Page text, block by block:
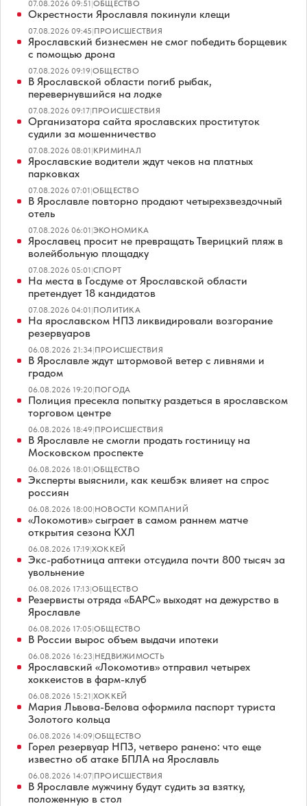
07.08.2026 09:51|ОБЩЕСТВО
Окрестности Ярославля покинули клещи
07.08.2026 09:45|ПРОИСШЕСТВИЯ
Ярославский бизнесмен не смог победить борщевик
с помощью дрона
07.08.2026 09:19|ОБЩЕСТВО
В Ярославской области погиб рыбак,
перевернувшийся на лодке
07.08.2026 09:17|ПРОИСШЕСТВИЯ
Организатора сайта ярославских проституток
судили за мошенничество
07.08.2026 08:01|КРИМИНАЛ
Ярославские водители ждут чеков на платных
парковках
07.08.2026 07:01|ОБЩЕСТВО
В Ярославле повторно продают четырехзвездочный
отель
07.08.2026 06:01|ЭКОНОМИКА
Ярославец просит не превращать Тверицкий пляж в
волейбольную площадку
07.08.2026 05:01|СПОРТ
На места в Госдуме от Ярославской области
претендует 18 кандидатов
07.08.2026 04:01|ПОЛИТИКА
На ярославском НПЗ ликвидировали возгорание
резервуаров
06.08.2026 21:34|ПРОИСШЕСТВИЯ
В Ярославле ждут штормовой ветер с ливнями и
градом
06.08.2026 19:20|ПОГОДА
Полиция пресекла попытку раздеться в ярославском
торговом центре
06.08.2026 18:49|ПРОИСШЕСТВИЯ
В Ярославле не смогли продать гостиницу на
Московском проспекте
06.08.2026 18:01|ОБЩЕСТВО
Эксперты выяснили, как кешбэк влияет на спрос
россиян
06.08.2026 18:00|НОВОСТИ КОМПАНИЙ
«Локомотив» сыграет в самом раннем матче
открытия сезона КХЛ
06.08.2026 17:19|ХОККЕЙ
Экс-работница аптеки отсудила почти 800 тысяч за
увольнение
06.08.2026 17:13|ОБЩЕСТВО
Резервисты отряда «БАРС» выходят на дежурство в
Ярославле
06.08.2026 17:05|ОБЩЕСТВО
В России вырос объем выдачи ипотеки
06.08.2026 16:23|НЕДВИЖИМОСТЬ
Ярославский «Локомотив» отправил четырех
хоккеистов в фарм-клуб
06.08.2026 15:21|ХОККЕЙ
Мария Львова-Белова оформила паспорт туриста
Золотого кольца
06.08.2026 14:09|ОБЩЕСТВО
Горел резервуар НПЗ, четверо ранено: что еще
известно об атаке БПЛА на Ярославль
06.08.2026 14:07|ПРОИСШЕСТВИЯ
В Ярославле мужчину будут судить за взятку,
положенную в стол